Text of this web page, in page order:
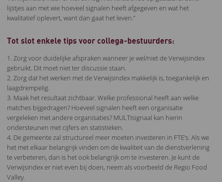
lijstjes aan met wie hoeveel signalen heeft afgegeven en wat het
kwalitatief oplevert, want dan gaat het leven.”
Tot slot enkele tips voor collega-bestuurders:
1. Zorg voor duidelijke afspraken wanneer je wel/niet de Verwijsindex
gebruikt. Dit moet niet ter discussie staan.
2. Zorg dat het werken met de Verwijsindex makkelijk is, toegankelijk en
laagdrempelig.
3. Maak het resultaat zichtbaar. Welke professional heeft aan welke
matches bijgedragen? Hoeveel signalen heeft een organisatie
vergeleken met andere organisaties? MULTIsignaal kan hierin
ondersteunen met cijfers en statistieken.
4. De gemeente zal structureel meer moeten investeren in FTE’s. Als we
het met elkaar belangrijk vinden om de kwaliteit van de dienstverlening
te verbeteren, dan is het ook belangrijk om te investeren. Je kunt de
Verwijsindex er niet even bij doen, neem als voorbeeld de Regio Food
Valley.